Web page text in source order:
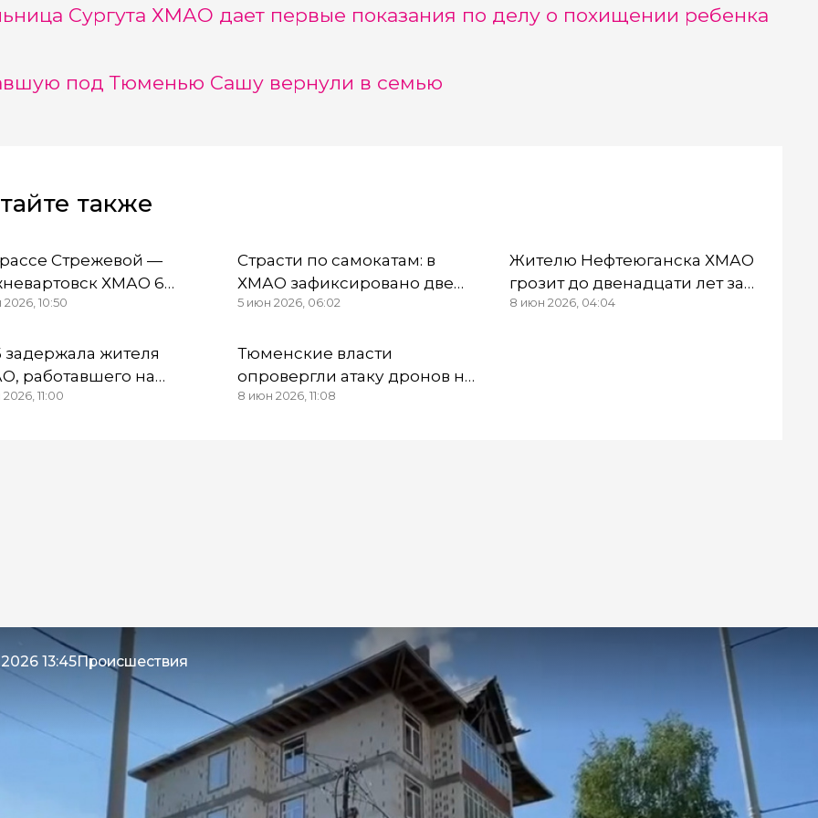
Сургута ХМАО дает первые показания по делу о похищении ребенка
под Тюменью Сашу вернули в семью
также
Стрежевой —
ХМАО 6
получили травмы в
10:50
Страсти по самокатам: в
ХМАО зафиксировано две
резонансные аварии
5 июн 2026, 06:02
Жителю Нефтеюганска ХМАО
грозит до двенадцати лет за
нелегальный пистолет и
8 июн 2026, 04:04
жителя
работавшего на
11:00
Тюменские власти
опровергли атаку дронов на
Антипинский НПЗ
8 июн 2026, 11:08
13:45Происшествия